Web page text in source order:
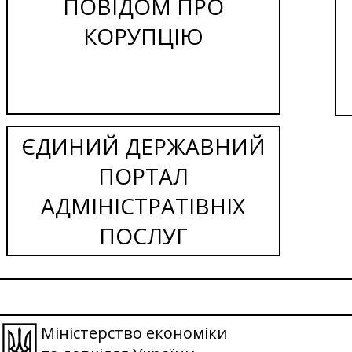
КОРУПЦІЮ
ЄДИНИЙ ДЕРЖАВНИЙ
ПОРТАЛ
АДМІНІСТРАТІВНІХ
ПОСЛУГ
Міністерство економіки